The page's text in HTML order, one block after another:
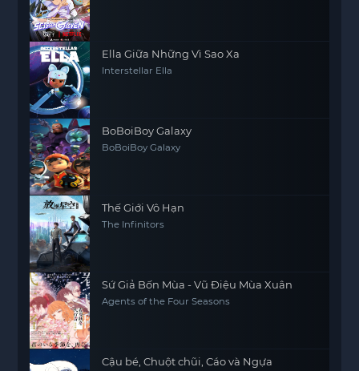
Ella Giữa Những Vì Sao Xa
Interstellar Ella
BoBoiBoy Galaxy
BoBoiBoy Galaxy
Thế Giới Vô Hạn
The Infinitors
Sứ Giả Bốn Mùa - Vũ Điệu Mùa Xuân
Agents of the Four Seasons
Cậu bé, Chuột chũi, Cáo và Ngựa